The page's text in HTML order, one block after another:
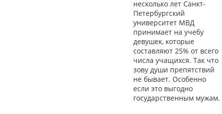
несколько лет Санкт-
Петербургский
университет МВД
принимает на учебу
девушек, которые
составляют 25% от всего
числа учащихся. Так что
зову души препятствий
не бывает. Особенно
если это выгодно
государственным мужам.